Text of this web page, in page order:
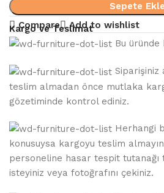
Sepete Ekle
Compare
Add to wishlist
Kargo ve Teslimat
Bu
Siparişiniz
teslim almadan önce mutlaka
gözetiminde kontrol ediniz.
Herhangi
konusuysa kargoyu teslim
personeline hasar tespit tutanağı
isteyiniz veya fotoğrafını çekiniz.